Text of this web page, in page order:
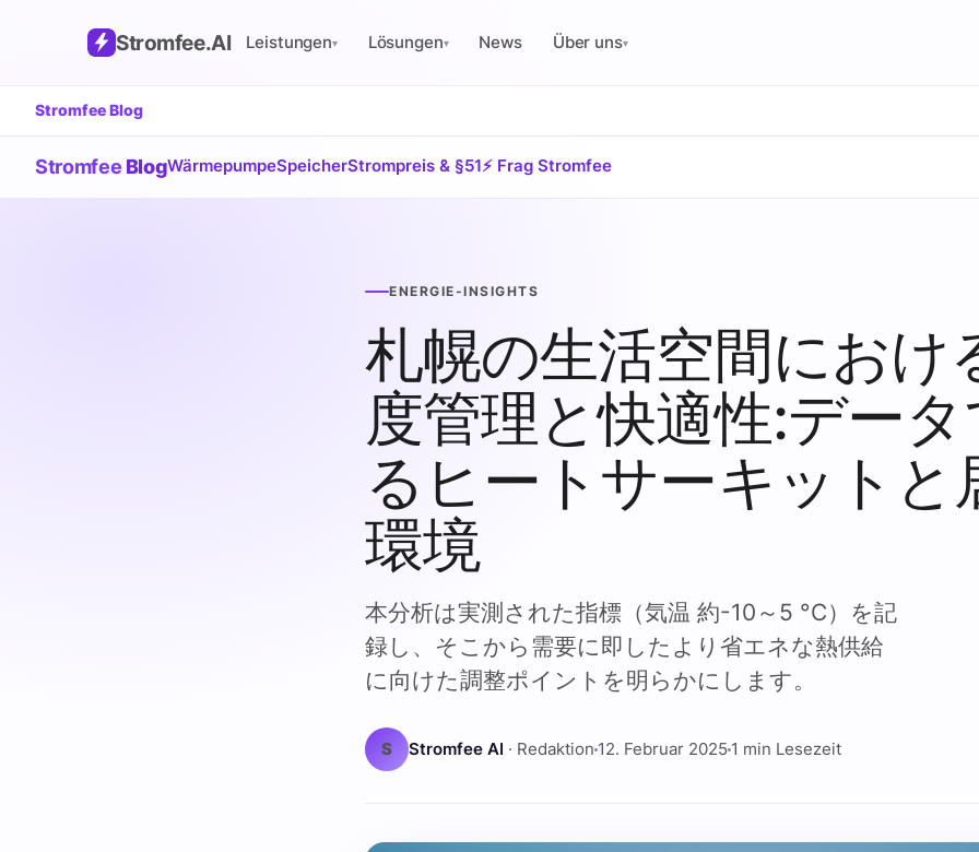
Stromfee.AI Leistungen▾ Lösungen▾ News Über uns▾
Stromfee Blog
Stromfee BlogWärmepumpeSpeicherStrompreis & §51⚡ Frag Stromfee
ENERGIE-INSIGHTS
札幌の生活空間におけ
度管理と快適性:デー
るヒートサーキットと
環境
本分析は実測された指標（気温 約-10～5 °C）を記
録し、そこから需要に即したより省エネな熱供給
に向けた調整ポイントを明らかにします。
S Stromfee AI · Redaktion 12. Februar 2025 1 min Lesezeit